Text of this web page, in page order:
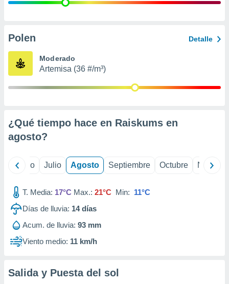
publicidad
de
Polen Detalle
Moderado
Artemisa (36 #/m³)
¿Qué tiempo hace en Raiskums en
agosto?
Junio Julio Agosto Septiembre Octubre
T. Media: 17°C Max.: 21°C Min: 11°C
Días de lluvia: 14días
Acum. de lluvia: 93 mm
Viento medio: 11 km/h
Salida y Puesta del sol